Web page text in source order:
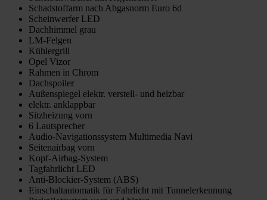
Schadstoffarm nach Abgasnorm Euro 6d
Scheinwerfer LED
Dachhimmel grau
LM-Felgen
Kühlergrill
Opel Vizor
Rahmen in Chrom
Dachspoiler
Außenspiegel elektr. verstell- und heizbar
elektr. anklappbar
Sitzheizung vorn
6 Lautsprecher
Audio-Navigationssystem Multimedia Navi
Seitenairbag vorn
Kopf-Airbag-System
Tagfahrlicht LED
Anti-Blockier-System (ABS)
Einschaltautomatik für Fahrlicht mit Tunnelerkennung